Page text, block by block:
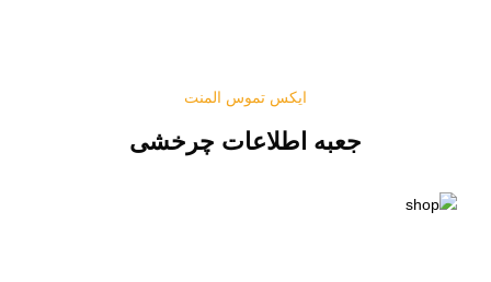
ایکس تموس المنت
جعبه اطلاعات چرخشی